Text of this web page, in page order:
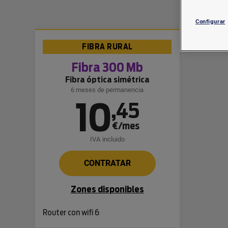
FIBRA RURAL
Fibra 300 Mb
Fibra óptica simétrica
6 meses de permanencia
10,45
€/mes
IVA incluido
CONTRATAR
Zones disponibles
Router con wifi 6
Configurar